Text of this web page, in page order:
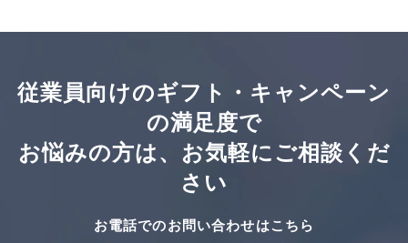
従業員向けのギフト・キャンペーン
の満足度で
お悩みの方は、お気軽にご相談くだ
さい
お電話でのお問い合わせはこちら